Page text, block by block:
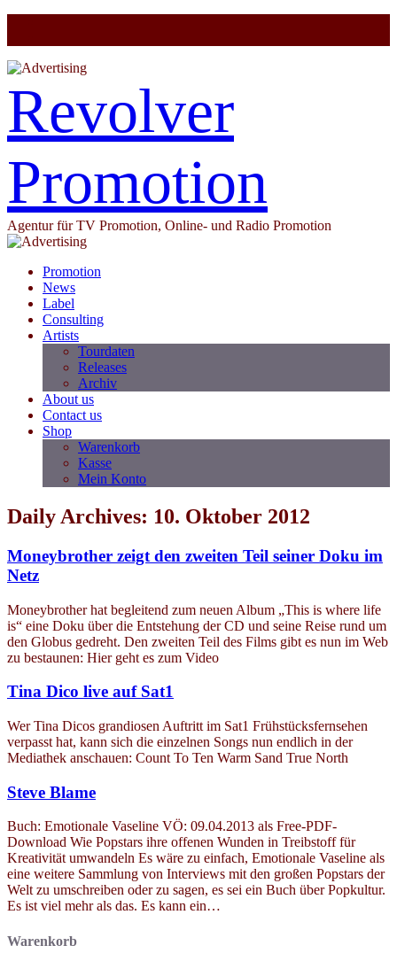
Revolver
Promotion
Agentur für TV Promotion, Online- und Radio Promotion
Promotion
News
Label
Consulting
Artists
Tourdaten
Releases
Archiv
About us
Contact us
Shop
Warenkorb
Kasse
Mein Konto
Daily Archives: 10. Oktober 2012
Moneybrother zeigt den zweiten Teil seiner Doku im
Netz
Moneybrother hat begleitend zum neuen Album „This is where life
is“ eine Doku über die Entstehung der CD und seine Reise rund um
den Globus gedreht. Den zweiten Teil des Films gibt es nun im Web
zu bestaunen: Hier geht es zum Video
Tina Dico live auf Sat1
Wer Tina Dicos grandiosen Auftritt im Sat1 Frühstücksfernsehen
verpasst hat, kann sich die einzelnen Songs nun endlich in der
Mediathek anschauen: Count To Ten Warm Sand True North
Steve Blame
Buch: Emotionale Vaseline VÖ: 09.04.2013 als Free-PDF-
Download Wie Popstars ihre offenen Wunden in Treibstoff für
Kreativität umwandeln Es wäre zu einfach, Emotionale Vaseline als
eine weitere Sammlung von Interviews mit den großen Popstars der
Welt zu umschreiben oder zu sagen, es sei ein Buch über Popkultur.
Es ist viel mehr als das. Es kann ein…
Warenkorb